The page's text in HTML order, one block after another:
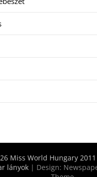
Miss World Hungary
lányok | Design: